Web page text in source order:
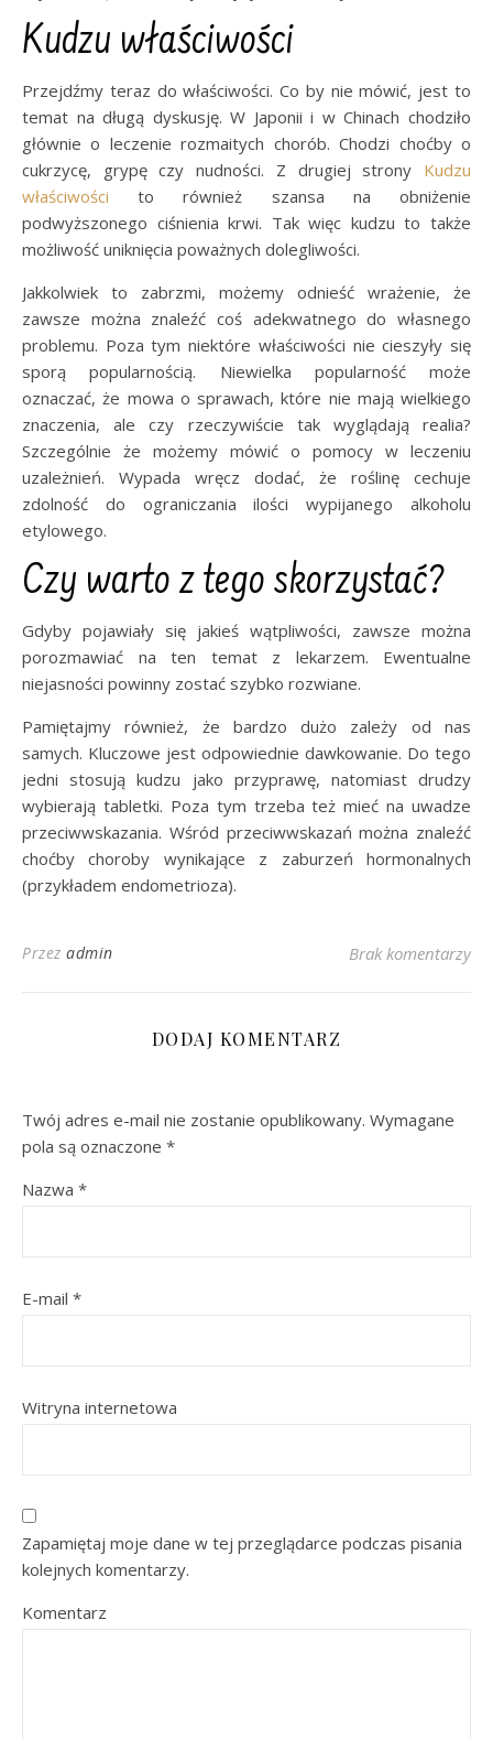
Kudzu właściwości
Przejdźmy teraz do właściwości. Co by nie mówić, jest to
temat na długą dyskusję. W Japonii i w Chinach chodziło
głównie o leczenie rozmaitych chorób. Chodzi choćby o
cukrzycę, grypę czy nudności. Z drugiej strony Kudzu
właściwości to również szansa na obniżenie
podwyższonego ciśnienia krwi. Tak więc kudzu to także
możliwość uniknięcia poważnych dolegliwości.
Jakkolwiek to zabrzmi, możemy odnieść wrażenie, że
zawsze można znaleźć coś adekwatnego do własnego
problemu. Poza tym niektóre właściwości nie cieszyły się
sporą popularnością. Niewielka popularność może
oznaczać, że mowa o sprawach, które nie mają wielkiego
znaczenia, ale czy rzeczywiście tak wyglądają realia?
Szczególnie że możemy mówić o pomocy w leczeniu
uzależnień. Wypada wręcz dodać, że roślinę cechuje
zdolność do ograniczania ilości wypijanego alkoholu
etylowego.
Czy warto z tego skorzystać?
Gdyby pojawiały się jakieś wątpliwości, zawsze można
porozmawiać na ten temat z lekarzem. Ewentualne
niejasności powinny zostać szybko rozwiane.
Pamiętajmy również, że bardzo dużo zależy od nas
samych. Kluczowe jest odpowiednie dawkowanie. Do tego
jedni stosują kudzu jako przyprawę, natomiast drudzy
wybierają tabletki. Poza tym trzeba też mieć na uwadze
przeciwwskazania. Wśród przeciwwskazań można znaleźć
choćby choroby wynikające z zaburzeń hormonalnych
(przykładem endometrioza).
Przez admin Brak komentarzy
DODAJ KOMENTARZ
Twój adres e-mail nie zostanie opublikowany. Wymagane
pola są oznaczone *
Nazwa *
E-mail *
Witryna internetowa
Zapamiętaj moje dane w tej przeglądarce podczas pisania
kolejnych komentarzy.
Komentarz